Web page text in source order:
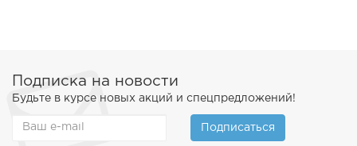
Подписка на новости
Будьте в курсе новых акций и спецпредложений!
Подписаться